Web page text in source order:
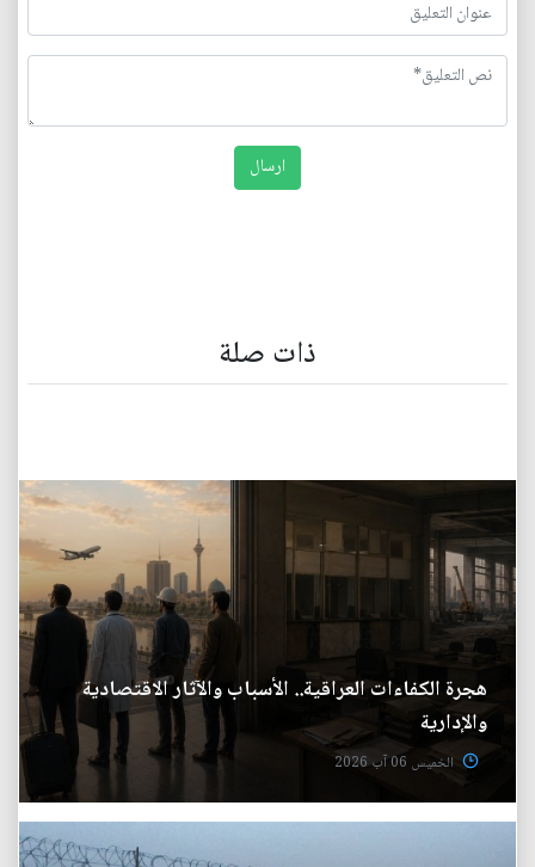
ذات صلة
هجرة الكفاءات العراقية.. الأسباب والآثار الاقتصادية
والإدارية
الخميس 06 آب 2026